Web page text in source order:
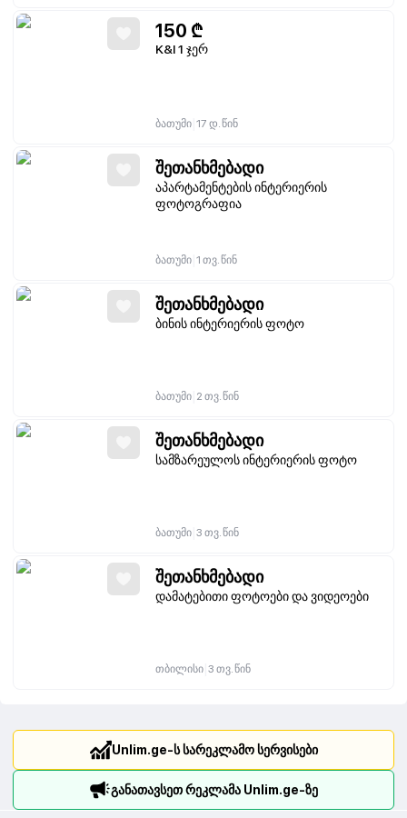
150 ₾
K&I 1 ჯერ
ბათუმი 17 დ. წინ
შეთანხმებადი
აპარტამენტების ინტერიერის
ფოტოგრაფია
ბათუმი 1 თვ. წინ
შეთანხმებადი
ბინის ინტერიერის ფოტო
ბათუმი 2 თვ. წინ
შეთანხმებადი
სამზარეულოს ინტერიერის ფოტო
ბათუმი 3 თვ. წინ
შეთანხმებადი
დამატებითი ფოტოები და ვიდეოები
თბილისი 3 თვ. წინ
Unlim.ge-ს სარეკლამო სერვისები
განათავსეთ რეკლამა Unlim.ge-ზე